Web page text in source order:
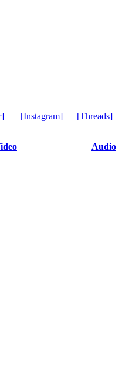
[Instagram] [Threads]
Audio